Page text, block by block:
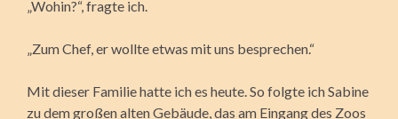
„Wohin?“, fragte ich.
„Zum Chef, er wollte etwas mit uns besprechen.“
Mit dieser Familie hatte ich es heute. So folgte ich Sabine
zu dem großen alten Gebäude, das am Eingang des Zoos